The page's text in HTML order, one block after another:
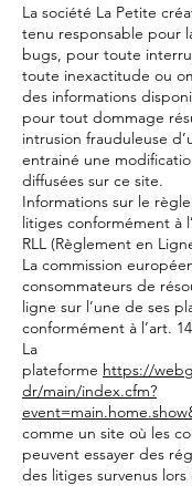
La société La Petite
tenu responsable pour
bugs, pour toute
toute inexactitude ou
des informations
pour tout dommage
intrusion frauduleuse
entrainé une
diffusées sur ce site.
Informations sur le
litiges conformément à
RLL (Règlement en
La commission
consommateurs de
ligne sur l’une de ses
conformément à l’art.
La
plateforme https://
dr/main/index.cfm?
comme un site où les
peuvent essayer des
des litiges survenus lors